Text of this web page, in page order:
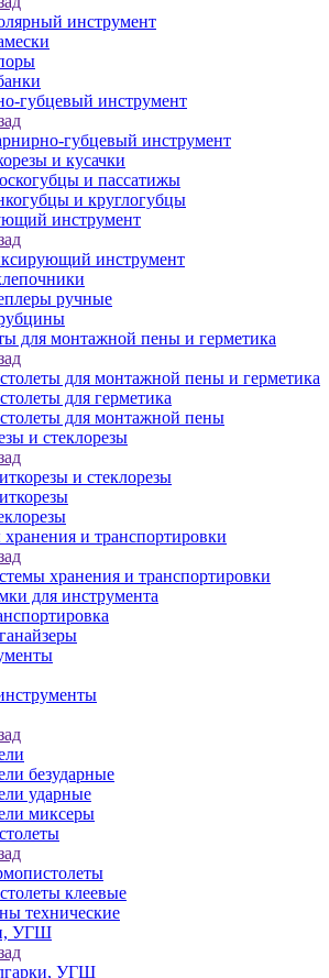
инструмент
губцевый инструмент
губцевый инструмент
и кусачки
и пассатижы
и круглогубцы
инструмент
инструмент
ручные
для монтажной пены и герметика
для монтажной пены и герметика
для герметика
для монтажной пены
и стеклорезы
и стеклорезы
и транспортировки
хранения и транспортировки
для инструмента
безударные
ударные
миксеры
клеевые
технические
УГШ
УГШ